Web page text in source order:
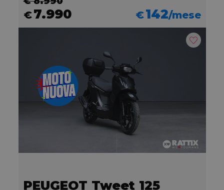
€7.990 €142/mese
PEUGEOT Tweet 125